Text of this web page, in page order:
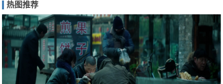
热图推荐